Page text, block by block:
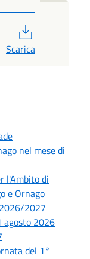
Scarica
nel mese di
l'Ambito di
e Ornago
2027
agosto 2026
del 1°